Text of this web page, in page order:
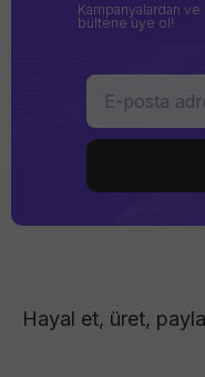
Kampanyalardan
bültene üye ol!
Hayal et, üret,